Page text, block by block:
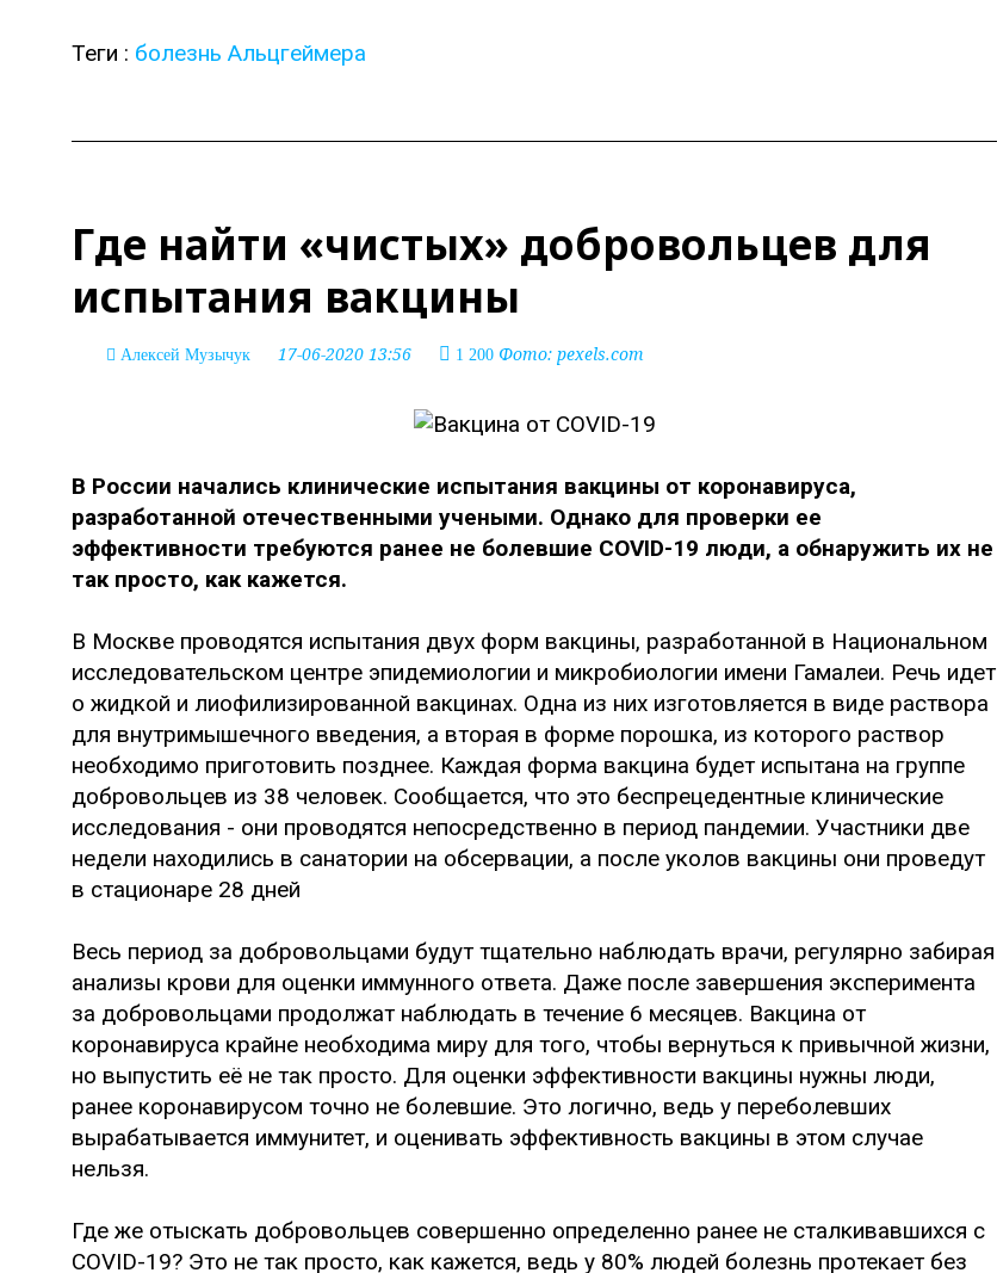
Теги : болезнь Альцгеймера
Где найти «чистых» добровольцев для
испытания вакцины
Алексей Музычук 17-06-2020 13:56 1 200 Фото: pexels.com
В России начались клинические испытания вакцины от коронавируса,
разработанной отечественными учеными. Однако для проверки ее
эффективности требуются ранее не болевшие COVID-19 люди, а обнаружить их не
так просто, как кажется.
В Москве проводятся испытания двух форм вакцины, разработанной в Национальном
исследовательском центре эпидемиологии и микробиологии имени Гамалеи. Речь идет
о жидкой и лиофилизированной вакцинах. Одна из них изготовляется в виде раствора
для внутримышечного введения, а вторая в форме порошка, из которого раствор
необходимо приготовить позднее. Каждая форма вакцина будет испытана на группе
добровольцев из 38 человек. Сообщается, что это беспрецедентные клинические
исследования - они проводятся непосредственно в период пандемии. Участники две
недели находились в санатории на обсервации, а после уколов вакцины они проведут
в стационаре 28 дней
Весь период за добровольцами будут тщательно наблюдать врачи, регулярно забирая
анализы крови для оценки иммунного ответа. Даже после завершения эксперимента
за добровольцами продолжат наблюдать в течение 6 месяцев. Вакцина от
коронавируса крайне необходима миру для того, чтобы вернуться к привычной жизни,
но выпустить её не так просто. Для оценки эффективности вакцины нужны люди,
ранее коронавирусом точно не болевшие. Это логично, ведь у переболевших
вырабатывается иммунитет, и оценивать эффективность вакцины в этом случае
нельзя.
Где же отыскать добровольцев совершенно определенно ранее не сталкивавшихся с
COVID-19? Это не так просто, как кажется, ведь у 80% людей болезнь протекает без